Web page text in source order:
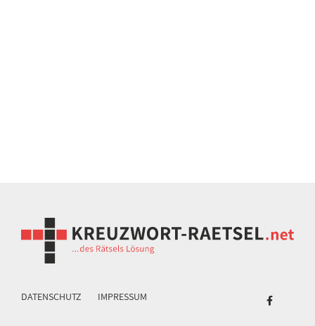
DATENSCHUTZ IMPRESSUM